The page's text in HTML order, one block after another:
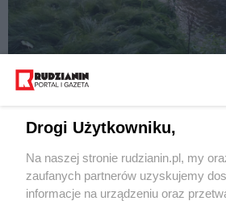
Festiwal Miedzianka Po
Wydawca mediów
Drogi Użytkowniku,
Na naszej stronie rudzianin.pl, my
zaufanych partnerów uzyskujemy
informacje na urządzeniu oraz